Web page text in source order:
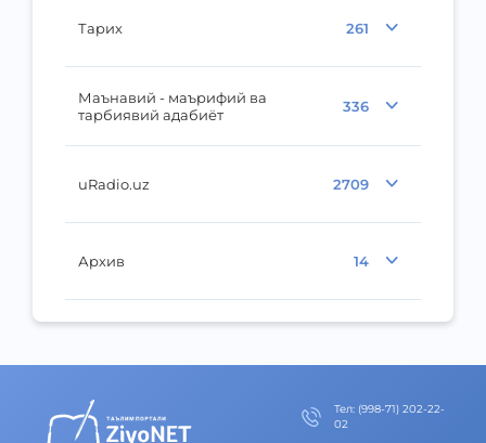
Тарих 261
Маънавий - маърифий ва
тарбиявий адабиёт
336
uRadio.uz 2709
Архив 14
Тел: (998-71) 202-22-
02